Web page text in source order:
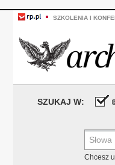
SZKOLENIA I
SZUKAJ W:
Chcesz